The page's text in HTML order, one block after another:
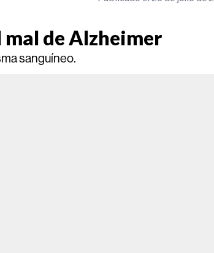
de Alzheimer
sanguíneo.